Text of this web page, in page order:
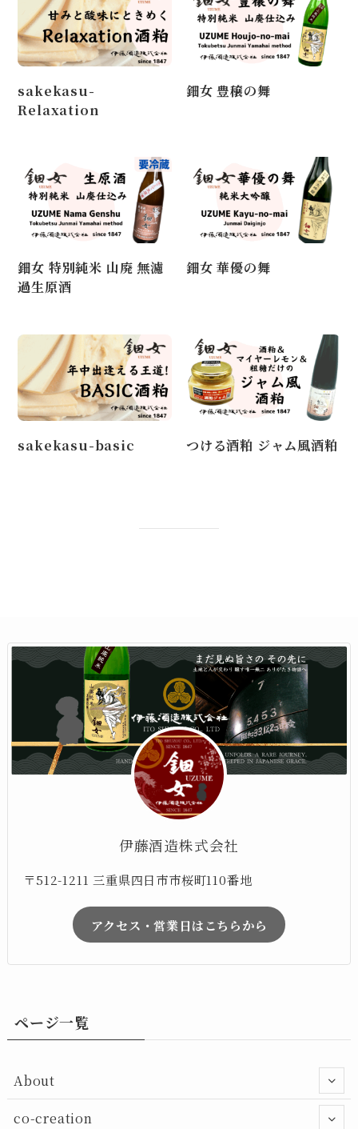
sakekasu-
Relaxation
鈿女 豊穣の舞
鈿女 特別純米 山廃 無濾
過生原酒
鈿女 華優の舞
sakekasu-basic つける酒粕 ジャム風酒粕
伊藤酒造株式会社
〒512-1211 三重県四日市市桜町110番地
アクセス・営業日はこちらから
ページ一覧
About
co-creation